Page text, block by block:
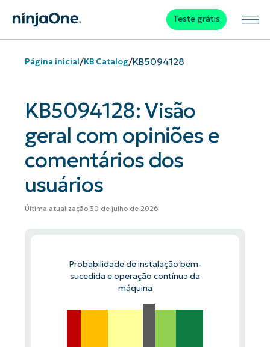
Teste grátis
Página inicial/KB Catalog/KB5094128
KB5094128: Visão
geral com opiniões e
comentários dos
usuários
Última atualização 30 de julho de 2026
Probabilidade de instalação bem-
sucedida e operação contínua da
máquina